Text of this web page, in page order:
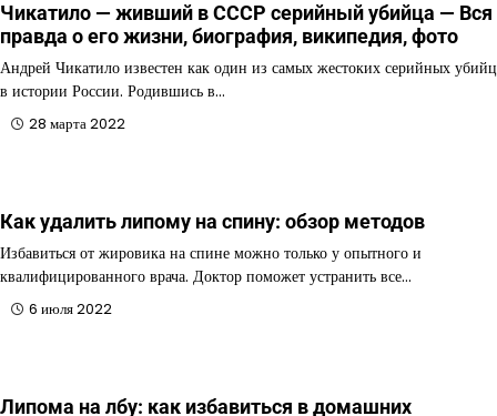
Чикатило — живший в СССР серийный убийца — Вся
правда о его жизни, биография, википедия, фото
Андрей Чикатило известен как один из самых жестоких серийных убийц
в истории России. Родившись в…
28 марта 2022
Как удалить липому на спину: обзор методов
Избавиться от жировика на спине можно только у опытного и
квалифицированного врача. Доктор поможет устранить все…
6 июля 2022
Липома на лбу: как избавиться в домашних